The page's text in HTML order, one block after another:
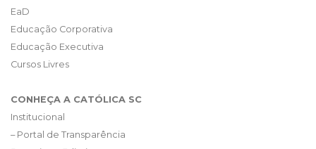
EaD
Educação Corporativa
Educação Executiva
Cursos Livres
CONHEÇA A CATÓLICA SC
Institucional
– Portal de Transparência